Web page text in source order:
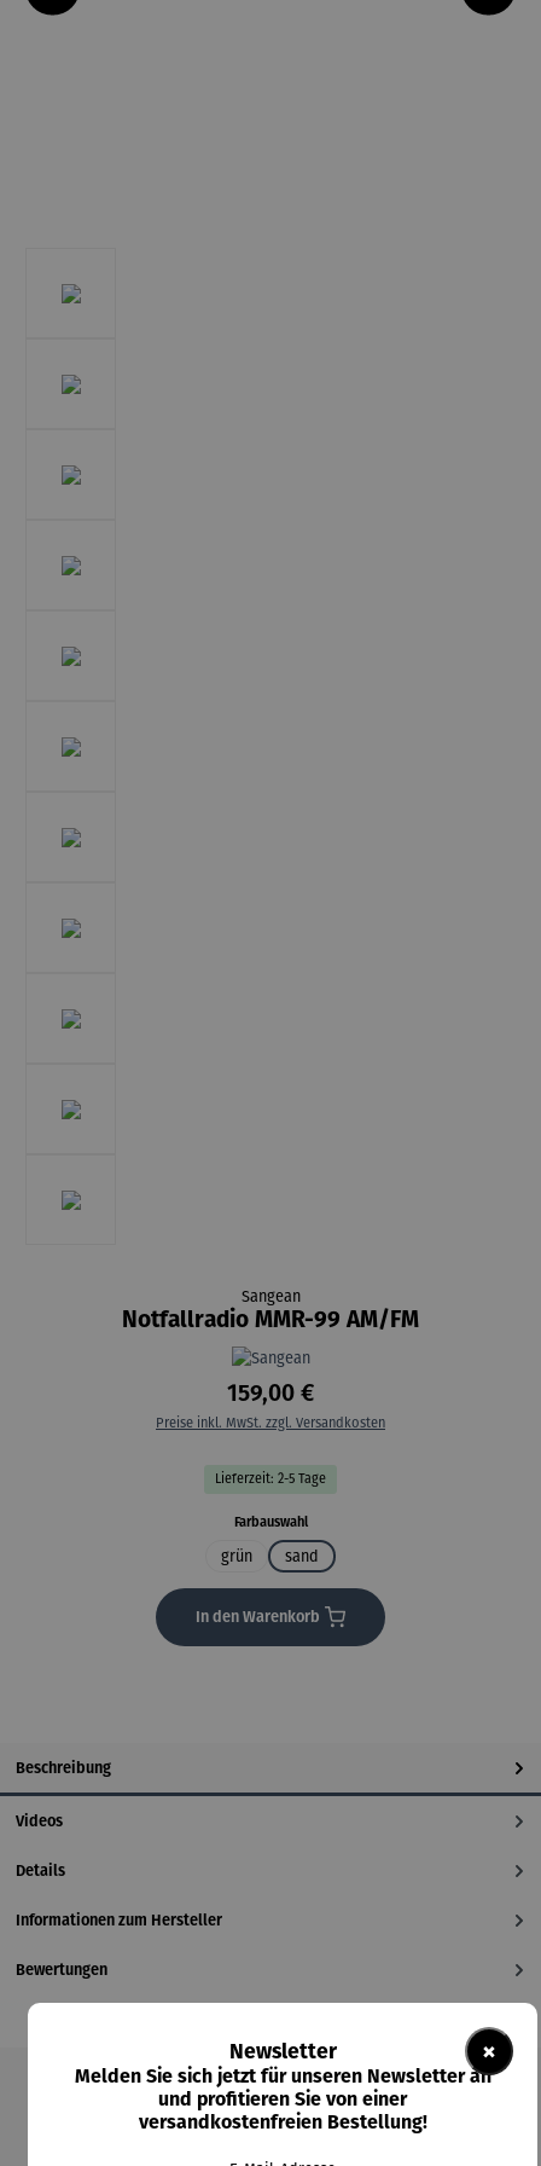
Sangean
Notfallradio MMR-99 AM/FM
159,00 €
Preise inkl. MwSt. zzgl. Versandkosten
Lieferzeit: 2-5 Tage
Farbauswahlauswählen
grün sand
In den Warenkorb
Beschreibung
Videos
Details
Informationen zum Hersteller
Bewertungen
Produktgalerie überspringen
Kunden kauften auch
×
Newsletter
Melden Sie sich jetzt für unseren Newsletter an
und profitieren Sie von einer
versandkostenfreien Bestellung!